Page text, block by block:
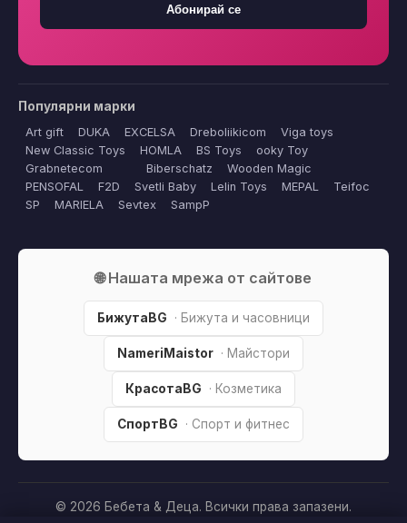
Абонирай се
Популярни марки
Art gift DUKA EXCELSA Dreboliikicom
Viga toys
New Classic Toys
HOMLA BS Toys
ooky Toy
Grabnetecom
Biberschatz
Wooden Magic
PENSOFAL
F2D Svetli Baby Lelin Toys MEPAL
Teifoc
SP
MARIELA Sevtex SampP
🌐 Нашата мрежа от сайтове
БижутаBG · Бижута и часовници
NameriMaistor · Майстори
КрасотаBG · Козметика
СпортBG · Спорт и фитнес
© 2026 Бебета & Деца. Всички права запазени.